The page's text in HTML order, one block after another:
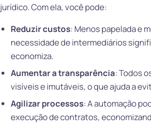
jurídico. Com ela, você pode:
Reduzir custos: Menos papelada e
necessidade de intermediários
economiza.
Aumentar a transparência: Todos
visíveis e imutáveis, o que ajuda a
Agilizar processos: A automação
execução de contratos,